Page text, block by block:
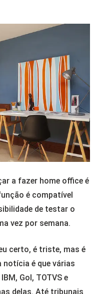
a fazer home office é
é compatível
de testar o
vez por semana.
certo, é triste, mas é
notícia é que várias
Gol, TOTVS e
delas. Até tribunais